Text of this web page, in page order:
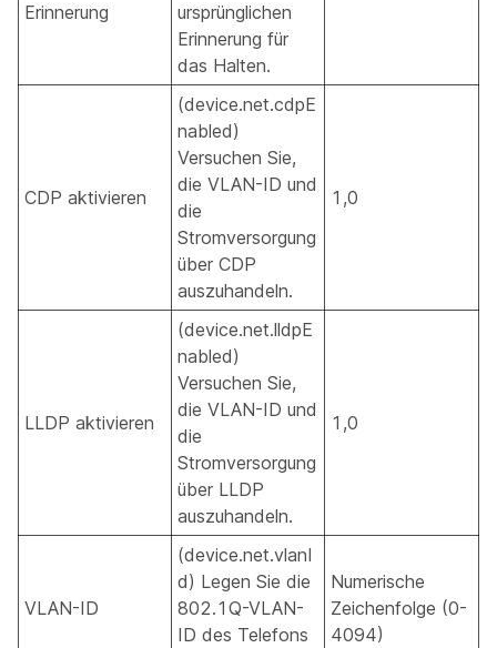
Erinnerung
ursprünglichen
Erinnerung für
das Halten.
CDP aktivieren
(device.net.cdpE
nabled)
Versuchen Sie,
die VLAN-ID und
die
Stromversorgung
über CDP
auszuhandeln.
1,0
LLDP aktivieren
(device.net.lldpE
nabled)
Versuchen Sie,
die VLAN-ID und
die
Stromversorgung
über LLDP
auszuhandeln.
1,0
VLAN-ID
(device.net.vlanI
d) Legen Sie die
802.1Q-VLAN-
ID des Telefons
Numerische
Zeichenfolge (0-
4094)